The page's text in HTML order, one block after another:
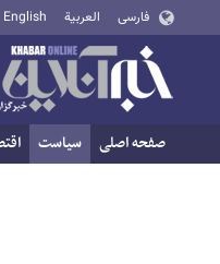
فارسی العربية English
صفحه اصلی سیاست